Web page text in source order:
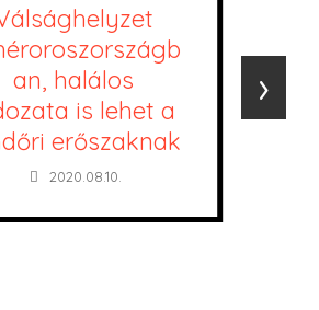
an, halálos
is lehet a
erőszaknak
2020.08.10.
›